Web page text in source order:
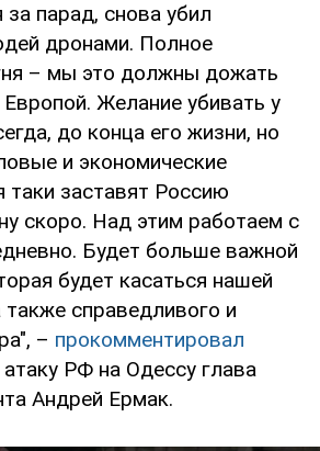
за парад, снова убил
дронами. Полное
– мы это должны дожать
Желание убивать у
до конца его жизни, но
и экономические
таки заставят Россию
скоро. Над этим работаем с
Будет больше важной
будет касаться нашей
также справедливого и
– прокомментировал
РФ на Одессу глава
Андрей Ермак.